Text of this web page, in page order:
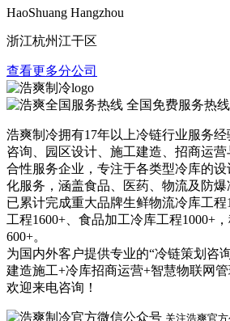
HaoShuang Hangzhou
浙江杭州江干区
查看更多分公司
全国免费服务热线
浩爽制冷拥有17年以上冷链行业服务
咨询、园区设计、施工建造、招商运
合性服务企业，专注于各类型冷库的设
化服务，涵盖食品、医药、物流及防爆
已累计完成重大品牌生鲜物流冷库工
工程1600+、食品加工冷库工程1000+
600+。
为国内外客户提供专业的“冷链策划咨
建造施工+冷库招商运营+智慧物联网管
欢迎来电咨询！
关注浩爽官